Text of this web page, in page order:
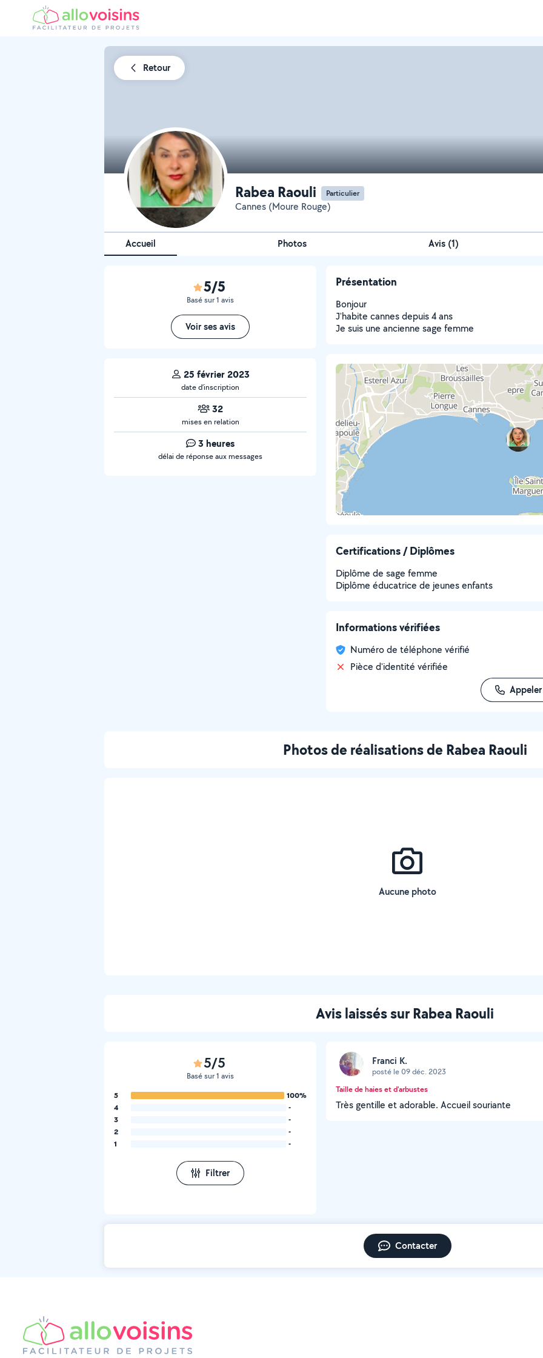
Retour
Rabea Raouli Particulier
Cannes (Moure Rouge)
Accueil Photos Avis (1)
5/5
Basé sur 1 avis
Voir ses avis
25 février 2023
date d’inscription
32
mises en relation
3 heures
délai de réponse aux messages
Présentation
Bonjour
J'habite cannes depuis 4 ans
Je suis une ancienne sage femme
Certifications / Diplômes
Diplôme de sage femme
Diplôme éducatrice de jeunes enfants
Informations vérifiées
Numéro de téléphone vérifié
Pièce d'identité vérifiée
Appeler
Photos de réalisations de Rabea Raouli
Aucune photo
Avis laissés sur Rabea Raouli
5/5
Basé sur 1 avis
5
100%
4
-
3
-
2
-
1
-
Filtrer
Franci K.
posté le 09 déc. 2023
Taille de haies et d'arbustes
Très gentille et adorable. Accueil souriante
Contacter